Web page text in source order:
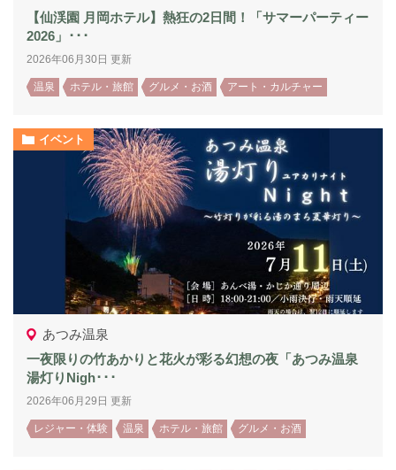
【仙渓園 月岡ホテル】熱狂の2日間！「サマーパーティー
2026」･･･
2026年06月30日 更新
温泉 ホテル・旅館 グルメ・お酒 アート・カルチャー
イベント
あつみ温泉
一夜限りの竹あかりと花火が彩る幻想の夜「あつみ温泉
湯灯りNigh･･･
2026年06月29日 更新
レジャー・体験 温泉 ホテル・旅館 グルメ・お酒